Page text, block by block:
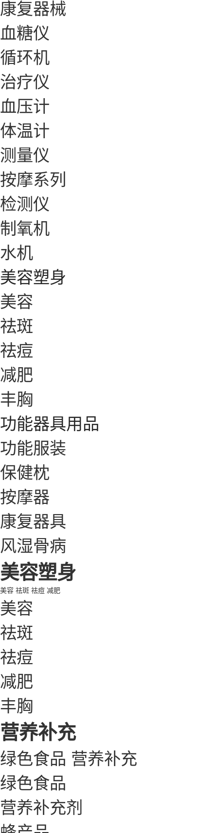
康复器械
血糖仪
循环机
治疗仪
血压计
体温计
测量仪
按摩系列
检测仪
制氧机
水机
美容塑身
美容
祛斑
祛痘
减肥
丰胸
功能器具用品
功能服装
保健枕
按摩器
康复器具
风湿骨病
美容塑身
美容 祛斑 祛痘 减肥
美容
祛斑
祛痘
减肥
丰胸
营养补充
绿色食品 营养补充
绿色食品
营养补充剂